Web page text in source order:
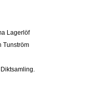
Lagerlöf
Tunström